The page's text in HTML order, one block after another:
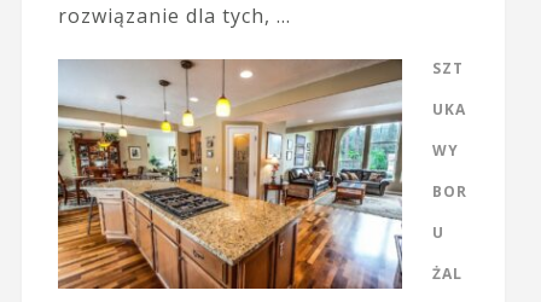
rozwiązanie dla tych, …
SZT
UKA
WY
BOR
U
ŻAL